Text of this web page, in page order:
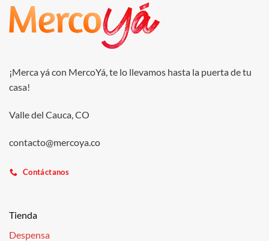
¡Merca yá con MercoYá, te lo llevamos hasta la puerta de tu
casa!
Valle del Cauca, CO
contacto@mercoya.co
Contáctanos
Tienda
Despensa